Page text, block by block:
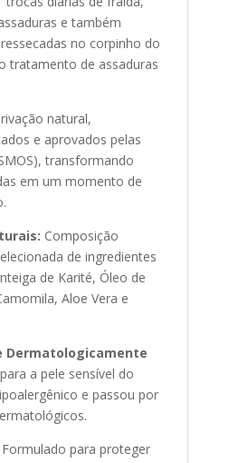
e também
no corpinho do
tratamento de assaduras
natural,
e aprovados pelas
transformando
em um momento de
Composição
de ingredientes
de Karité, Óleo de
Aloe Vera e
Dermatologicamente
a pele sensível do
e passou por
Formulado para proteger